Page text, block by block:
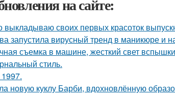
на сайте:
своих первых красоток
запустила вирусный тренд в маникюре и
съемка в машине, жесткий свет
стиль.
новую куклу Барби, вдохновлённую